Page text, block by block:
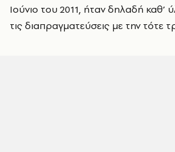
Ιούνιο του 2011, ήταν δηλαδή καθ’
τις διαπραγματεύσεις με την τότε